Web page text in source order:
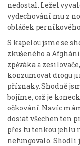
nedostal. Ležel
vydechování mu z
obláček
S kapelou jsme se
zkušeného a
zpěváka a
konzumovat drogu
příznaky. Shodně
bojíme, což je
očkování. Navíc
dostat všechen ten
přes tu tenkou jehlu
nefungovalo. Shodli